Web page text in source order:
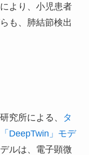
より、小児患者
も、肺結節検出
究所による、
タ
DeepTwin」モデ
ルは、電子顕微